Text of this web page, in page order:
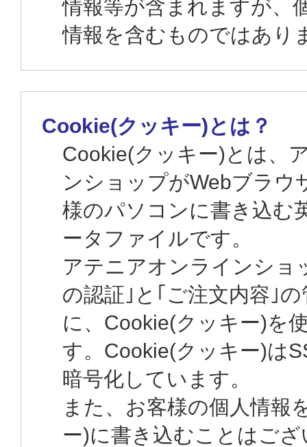
情報等が含まれますが、
情報を含むものではあり
Cookie(クッキー)とは？
Cookie(クッキー)とは、
ンショップがWebブラウ
様のパソコンに書き込む
ータファイルです。
アテニアオンラインショ
の認証｣と｢ご注文内容｣
に、Cookie(クッキー)を
す。Cookie(クッキー)は
暗号化しています。
また、お客様の個人情報
ー)に書き込むことはご